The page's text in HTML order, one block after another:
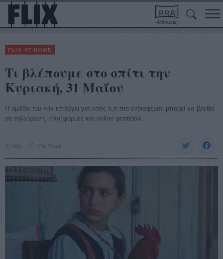
Αίθουσες
FLIX AT HOME
Τι βλέπουμε στο σπίτι την
Κυριακή, 31 Μαΐου
Η ομάδα του Flix επιλέγει για εσάς ό,τι πιο ενδιαφέρον μπορεί να βρεθεί
σε τηλεόραση, πλατφόρμες και online φεστιβάλ.
31 Μάι Flix Team